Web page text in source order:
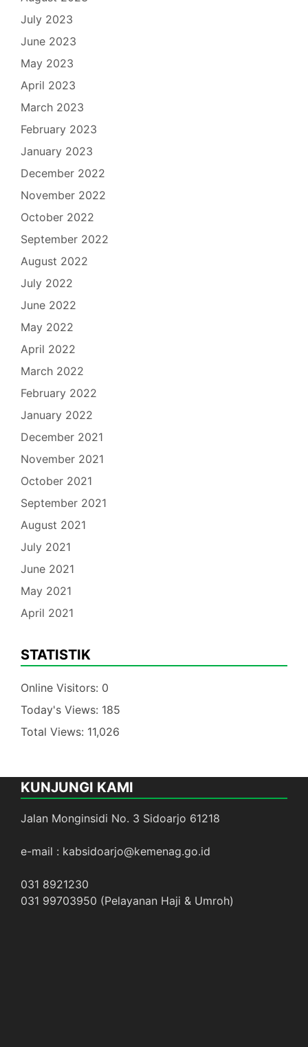
July 2023
June 2023
May 2023
April 2023
March 2023
February 2023
January 2023
December 2022
November 2022
October 2022
September 2022
August 2022
July 2022
June 2022
May 2022
April 2022
March 2022
February 2022
January 2022
December 2021
November 2021
October 2021
September 2021
August 2021
July 2021
June 2021
May 2021
April 2021
STATISTIK
Online Visitors: 0
Today's Views: 185
Total Views: 11,026
KUNJUNGI KAMI
Jalan Monginsidi No. 3 Sidoarjo 61218
e-mail : kabsidoarjo@kemenag.go.id
031 8921230
031 99703950 (Pelayanan Haji & Umroh)